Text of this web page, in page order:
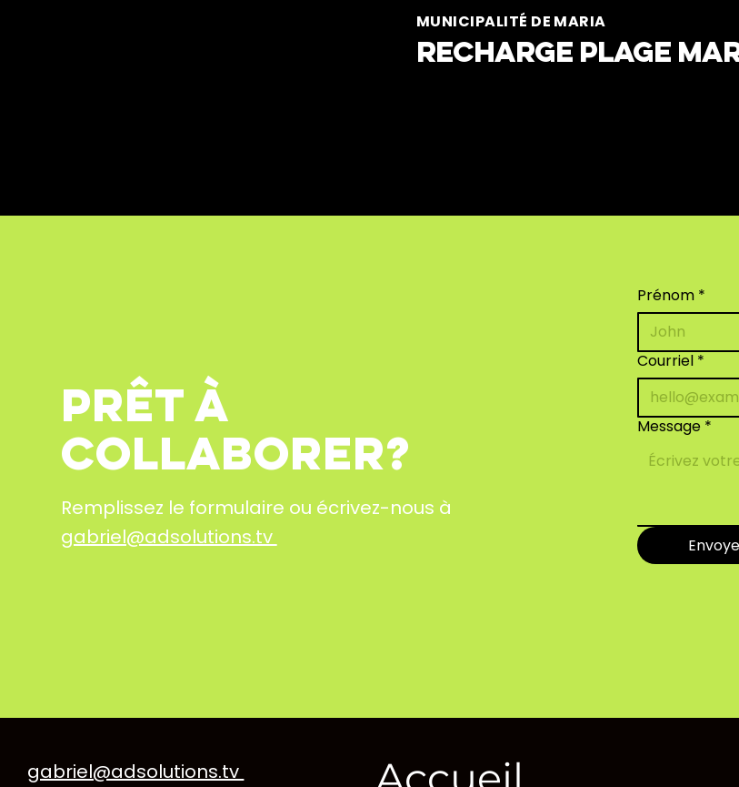
MUNICIPALITÉ DE MARIA
Recharge plage
PRêt à
collaborer?
Remplissez le formulaire ou écrivez-nous à
gabriel@adsolutions.tv
Prénom *
Courriel *
Message *
gabriel@adsolutions.tv